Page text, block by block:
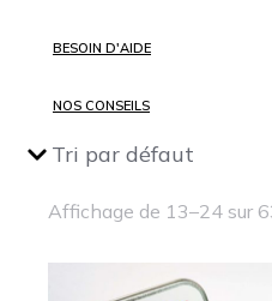
BESOIN D'AIDE
NOS CONSEILS
Affichage de 13–24 sur